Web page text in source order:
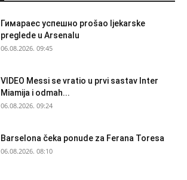
Гимараеc успешно prošao ljekarske
preglede u Arsenalu
06.08.2026. 09:45
VIDEO Messi se vratio u prvi sastav Inter
Miamija i odmah...
06.08.2026. 09:24
Barselona čeka ponude za Ferana Toresa
06.08.2026. 08:10